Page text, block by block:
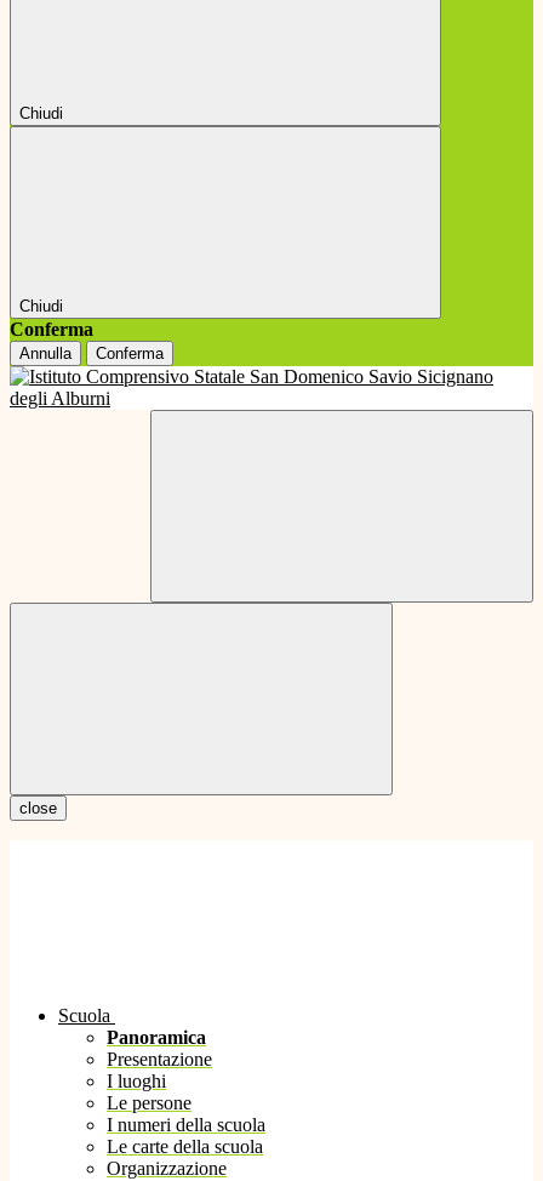
Chiudi
Chiudi
Conferma
Annulla Conferma
close
Scuola
Panoramica
Presentazione
I luoghi
Le persone
I numeri della scuola
Le carte della scuola
Organizzazione